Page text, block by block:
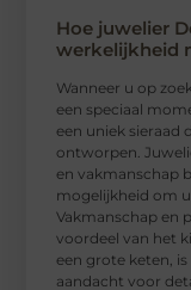
Hoe juwelier
werkelijkheid
Wanneer u op
een speciaal
een uniek sieraad
ontworpen.
en vakmanschap
mogelijkheid om
Vakmanschap en
voordeel van het
een grote keten,
aandacht voor